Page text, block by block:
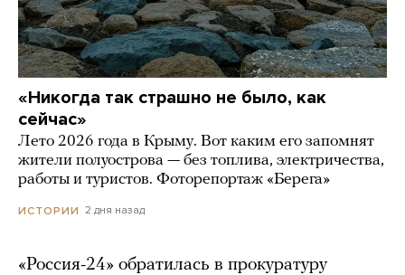
«Никогда так страшно не было, как
сейчас»
Лето 2026 года в Крыму. Вот каким его запомнят
жители полуострова — без топлива, электричества,
работы и туристов. Фоторепортаж «Берега»
ИСТОРИИ 2 дня назад
«Россия-24» обратилась в прокуратуру